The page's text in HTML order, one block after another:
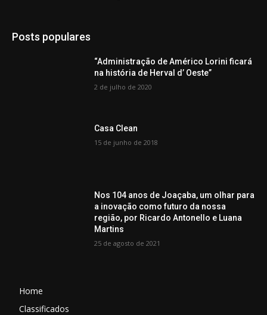
Posts populares
“Administração de Américo Lorini ficará
na história de Herval d’ Oeste”
2 de julho de 2020
Casa Clean
15 de junho de 2018
Nos 104 anos de Joaçaba, um olhar para
a inovação como futuro da nossa
região, por Ricardo Antonello e Luana
Martins
25 de agosto de 2021
Home
Classificados